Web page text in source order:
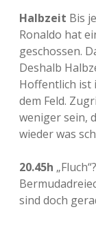
Halbzeit Bis
Ronaldo hat
geschossen.
Deshalb
Hoffentlich ist
dem Feld.
weniger sein,
wieder was
20.45h
sind doch